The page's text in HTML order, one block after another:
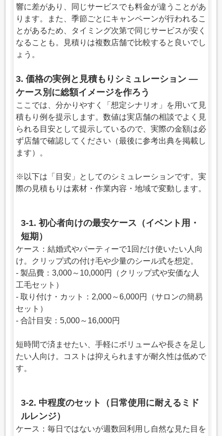
響に差があり、同じサービスでも料金が違うことがあ
ります。また、季節ごとにキャンペーンが行われるこ
とがあるため、タイミング次第で同じサービスが安く
なることも。見積りは複数店舗で比較すると良いでし
ょう。
3. 価格の実例と見積もりシミュレーション —
ケース別に総額イメージを作ろう
ここでは、分かりやすく「想定シナリオ」を用いて見
積もり例を提示します。数値は実店舗の相談でよく見
られる目安として提示しているので、実際の金額は必
ず店舗で確認してください（最後に参考出典を掲載し
ます）。
※以下は「目安」としてのシミュレーションです。実
際の見積もりは素材・作業内容・地域で変動します。
3-1. 初心者向けの最安ケース（イベント用・
短期）
ケース：結婚式やパーティーで1回だけ使いたい人向
け。クリップ式の付け毛や少量のシール式を想定。
- 製品費：3,000～10,000円（クリップ式や安価な人
工毛セット）
- 取り付け・カット：2,000～6,000円（サロンの簡易
セット）
- 合計目安：5,000～16,000円
短時間で済ませたい、手軽にボリュームや長さを足し
たい人向け。コストは抑えられますが耐久性は低めで
す。
3-2. 中程度のセット（日常使用に耐えるミド
ルレンジ）
ケース：毎日ではないが週数回利用し自然な見た目を